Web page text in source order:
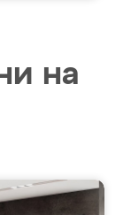
на